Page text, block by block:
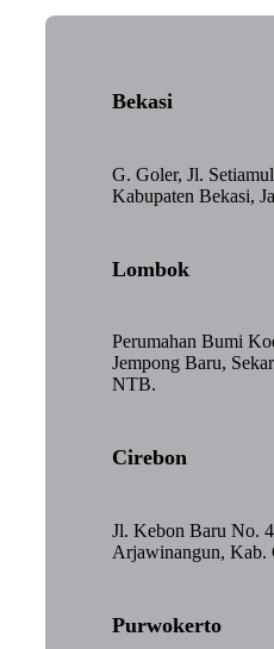
Bekasi
G. Goler, Jl.
Kabupaten Bekasi,
Lombok
Perumahan Bumi
Jempong Baru,
NTB.
Cirebon
Jl. Kebon Baru No.
Arjawinangun, Kab.
Purwokerto